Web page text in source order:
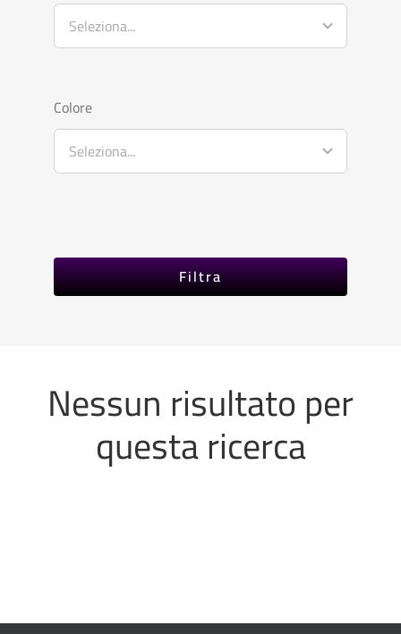
Colore
Filtra
Nessun risultato per
questa ricerca